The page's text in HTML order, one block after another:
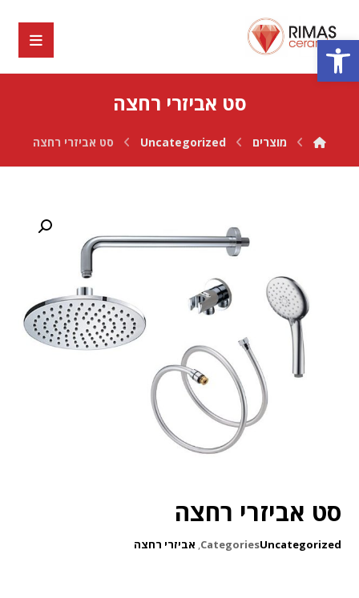
פתח סרגל נגישות
סט אביזרי רחצה
מוצרים Uncategorized סט אביזרי רחצה
סט אביזרי רחצה
CategoriesUncategorized
, אביזרי רחצה